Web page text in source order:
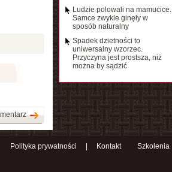
Ludzie polowali na mamucice.
Samce zwykle ginęły w
sposób naturalny
Spadek dzietności to
uniwersalny wzorzec.
Przyczyna jest prostsza, niż
można by sądzić
Polityka prywatności Kontakt Szkolenia